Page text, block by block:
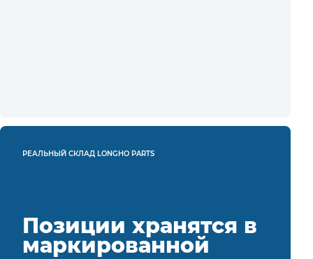
РЕАЛЬНЫЙ СКЛАД LONGHO PARTS
Позиции хранятся в
маркированной